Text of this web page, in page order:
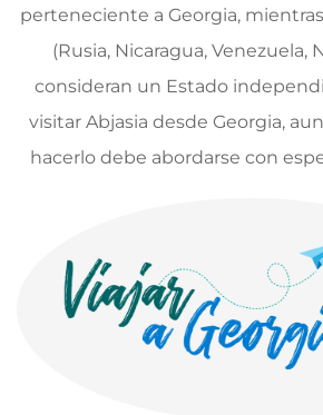
perteneciente a Georgia,
(Rusia, Nicaragua, Venezuela,
consideran un Estado
visitar Abjasia desde Georgia,
hacerlo debe abordarse con